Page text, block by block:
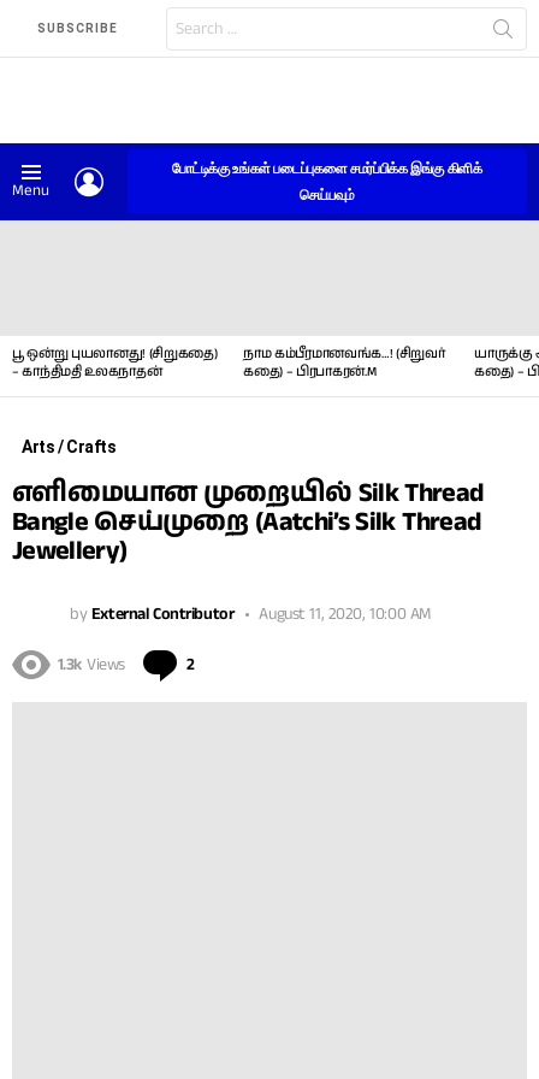
SUBSCRIBE
for:
Menu
போட்டிக்கு உங்கள் படைப்புகளை சமர்ப்பிக்க இங்கு கிளிக்
செய்யவும்
பூ ஒன்று புயலானது! (சிறுகதை)
– காந்திமதி உலகநாதன்
நாம கம்பீரமானவங்க…! (சிறுவர்
கதை) – பிரபாகரன்.M
யாருக்கு
கதை) –
Arts / Crafts
எளிமையான முறையில் Silk Thread
Bangle செய்முறை (Aatchi’s Silk Thread
Jewellery)
byExternal Contributor August 11, 2020, 10:00 AM
1.3k Views 2